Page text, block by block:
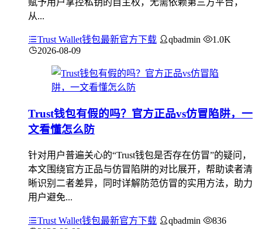
赋予用户掌控私钥的自主权，无需依赖第三方平台，
从...
Trust Wallet钱包最新官方下载 qbadmin
1.0K
2026-08-09
Trust钱包有假的吗？官方正品vs仿冒陷阱，一
文看懂怎么防
针对用户普遍关心的“Trust钱包是否存在仿冒”的疑问，
本文围绕官方正品与仿冒陷阱的对比展开，帮助读者清
晰识别二者差异，同时详解防范仿冒的实用方法，助力
用户避免...
Trust Wallet钱包最新官方下载 qbadmin
836